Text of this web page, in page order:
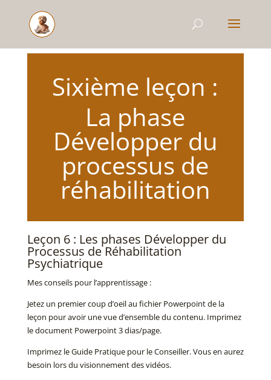
Sixième leçon :
La phase
Développer du
processus de
réhabilitation
Leçon 6 : Les phases Développer du
Processus de Réhabilitation
Psychiatrique
Mes conseils pour l’apprentissage :
Jetez un premier coup d’oeil au fichier Powerpoint de la
leçon pour avoir une vue d’ensemble du contenu. Imprimez
le document Powerpoint 3 dias/page.
Imprimez le Guide Pratique pour le Conseiller. Vous en aurez
besoin lors du visionnement des vidéos.